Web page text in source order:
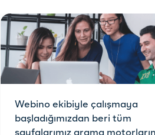
Webino ekibiyle çalışmaya
başladığımızdan beri tüm